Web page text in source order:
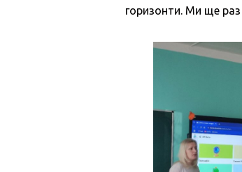
горизонти. Ми ще раз